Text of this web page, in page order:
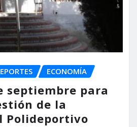
ECONOMÍA
septiembre para
de la
Polideportivo